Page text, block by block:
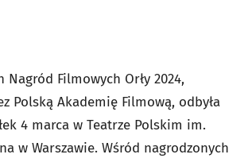
Nagród Filmowych Orły 2024,
Polską Akademię Filmową, odbyła
4 marca w Teatrze Polskim im.
w Warszawie. Wśród nagrodzonych